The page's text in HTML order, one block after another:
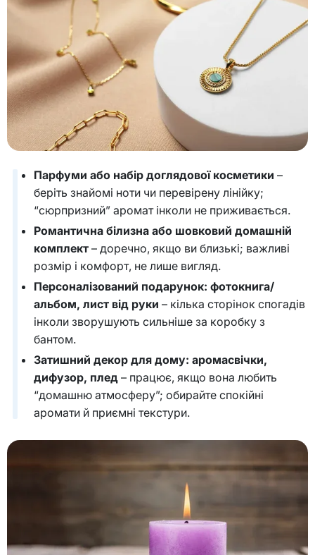
Парфуми або набір доглядової косметики –
беріть знайомі ноти чи перевірену лінійку;
“сюрпризний” аромат інколи не приживається.
Романтична білизна або шовковий домашній
комплект – доречно, якщо ви близькі; важливі
розмір і комфорт, не лише вигляд.
Персоналізований подарунок: фотокнига/
альбом, лист від руки – кілька сторінок спогадів
інколи зворушують сильніше за коробку з
бантом.
Затишний декор для дому: аромасвічки,
дифузор, плед – працює, якщо вона любить
“домашню атмосферу”; обирайте спокійні
аромати й приємні текстури.